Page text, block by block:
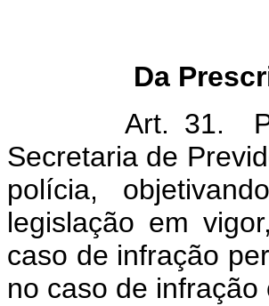
Da
Art. 31.
Secretaria de
polícia,
legislação em
caso de infração
no caso de